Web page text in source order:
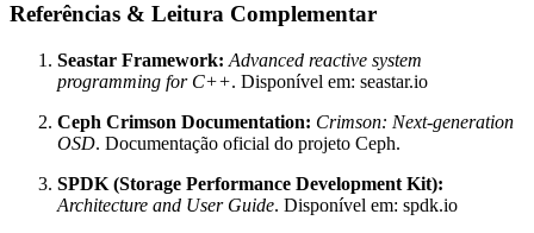
Referências & Leitura Complementar
Seastar Framework: Advanced reactive system
programming for C++. Disponível em: seastar.io
Ceph Crimson Documentation: Crimson: Next-generation
OSD. Documentação oficial do projeto Ceph.
SPDK (Storage Performance Development Kit):
Architecture and User Guide. Disponível em: spdk.io